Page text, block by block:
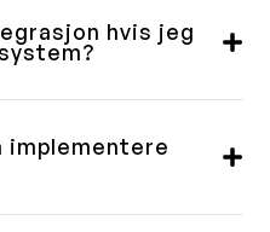
en enkel
hvis jeg
med fleksibilitet i
kan ta tid, er
delen enkelt kan
implementere
kompleksitet og